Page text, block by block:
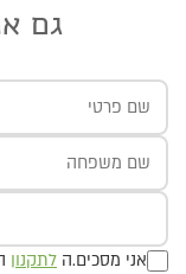
גם
אני מסכים.ה לתקנון